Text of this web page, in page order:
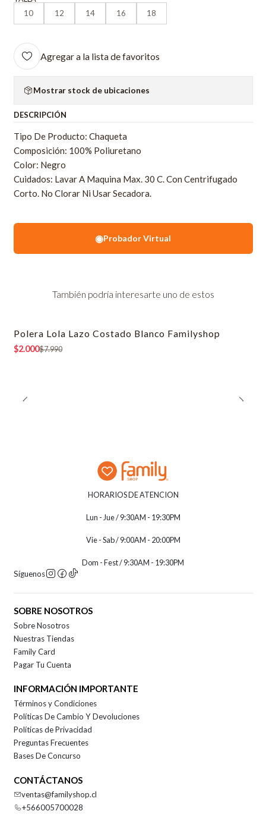
10
12 14 16 18
Agregar a la lista de favoritos
Mostrar stock de ubicaciones
DESCRIPCIÓN
Tipo De Producto: Chaqueta
Composición: 100% Poliuretano
Color: Negro
Cuidados: Lavar A Maquina Max. 30 C. Con Centrifugado
Corto. No Clorar Ni Usar Secadora.
◉Probador Virtual
También podría interesarte uno de estos
-75% OFF
Polera Lola Lazo Costado Blanco Familyshop
$2.000$7.990
HORARIOS DE ATENCION
Lun - Jue / 9:30AM - 19:30PM
Vie - Sab / 9:00AM - 20:00PM
Dom - Fest / 9:30AM - 19:30PM
Síguenos
SOBRE NOSOTROS
Sobre Nosotros
Nuestras Tiendas
Family Card
Pagar Tu Cuenta
INFORMACIÓN IMPORTANTE
Términos y Condiciones
Políticas De Cambio Y Devoluciones
Políticas de Privacidad
Preguntas Frecuentes
Bases De Concurso
CONTÁCTANOS
ventas@familyshop.cl
+566005700028